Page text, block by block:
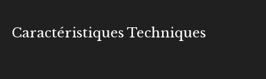
Caractéristiques Techniques